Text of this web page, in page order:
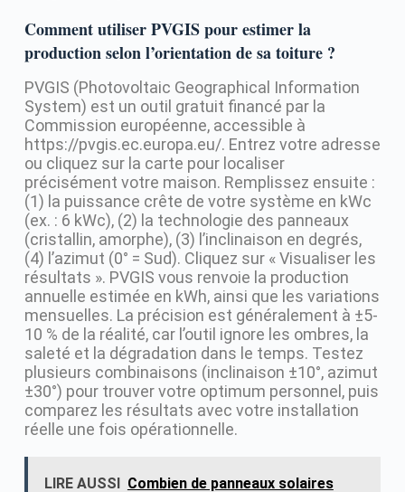
Comment utiliser PVGIS pour estimer la
production selon l’orientation de sa toiture ?
PVGIS (Photovoltaic Geographical Information
System) est un outil gratuit financé par la
Commission européenne, accessible à
https://pvgis.ec.europa.eu/. Entrez votre adresse
ou cliquez sur la carte pour localiser
précisément votre maison. Remplissez ensuite :
(1) la puissance crête de votre système en kWc
(ex. : 6 kWc), (2) la technologie des panneaux
(cristallin, amorphe), (3) l’inclinaison en degrés,
(4) l’azimut (0° = Sud). Cliquez sur « Visualiser les
résultats ». PVGIS vous renvoie la production
annuelle estimée en kWh, ainsi que les variations
mensuelles. La précision est généralement à ±5-
10 % de la réalité, car l’outil ignore les ombres, la
saleté et la dégradation dans le temps. Testez
plusieurs combinaisons (inclinaison ±10°, azimut
±30°) pour trouver votre optimum personnel, puis
comparez les résultats avec votre installation
réelle une fois opérationnelle.
LIRE AUSSI Combien de panneaux solaires